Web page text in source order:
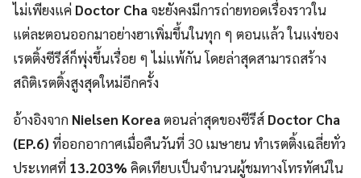
ไม่เพียงแค่ Doctor Cha จะยังคงมีการถ่ายทอดเรื่องราวใน
แต่ละตอนออกมาอย่างฮาเพิ่มขึ้นในทุก ๆ ตอนแล้ว ในแง่ของ
เรตติ้งซีรีส์ก็พุ่งขึ้นเรื่อย ๆ ไม่แพ้กัน โดยล่าสุดสามารถสร้าง
สถิติเรตติ้งสูงสุดใหม่อีกครั้ง
อ้างอิงจาก Nielsen Koreaตอนล่าสุดของซีรีส์ Doctor Cha
(EP.6)ที่ออกอากาศเมื่อคืนวันที่ 30 เมษายน ทำเรตติ้งเฉลี่ยทั่ว
ประเทศที่ 13.203%คิดเทียบเป็นจำนวนผู้ชมทางโทรทัศน์ใน